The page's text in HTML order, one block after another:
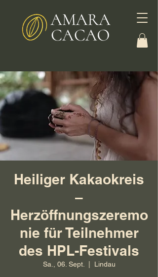
Heiliger Kakaokreis
–
Herzöffnungszeremo
nie für Teilnehmer
des HPL-Festivals
Sa., 06. Sept. Lindau